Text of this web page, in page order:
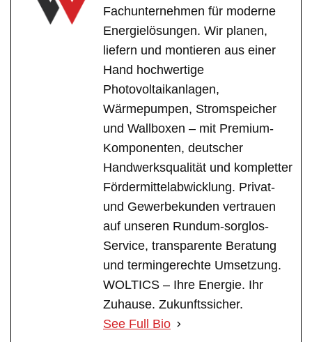
Fachunternehmen für moderne
Energielösungen. Wir planen,
liefern und montieren aus einer
Hand hochwertige
Photovoltaikanlagen,
Wärmepumpen, Stromspeicher
und Wallboxen – mit Premium-
Komponenten, deutscher
Handwerksqualität und kompletter
Fördermittelabwicklung. Privat-
und Gewerbekunden vertrauen
auf unseren Rundum-sorglos-
Service, transparente Beratung
und termingerechte Umsetzung.
WOLTICS – Ihre Energie. Ihr
Zuhause. Zukunftssicher.
See Full Bio